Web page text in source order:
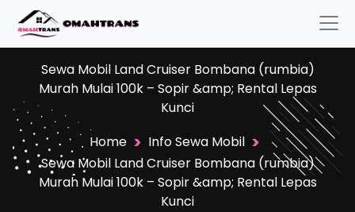
Sewa Mobil Land Cruiser Bombana (rumbia)
Murah Mulai 100k – Sopir &amp; Rental Lepas
Kunci
Home > Info Sewa Mobil >
Sewa Mobil Land Cruiser Bombana (rumbia)
Murah Mulai 100k – Sopir &amp; Rental Lepas
Kunci